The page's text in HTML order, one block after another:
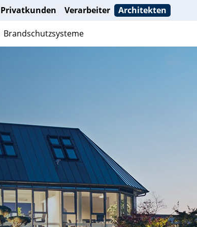
Privatkunden Verarbeiter Architekten
Brandschutzsysteme